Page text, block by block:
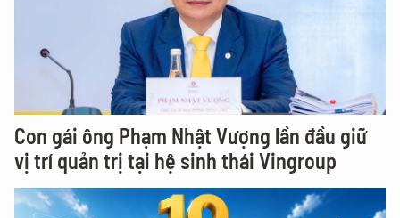
Con gái ông Phạm Nhật Vượng lần đầu giữ
vị trí quản trị tại hệ sinh thái Vingroup